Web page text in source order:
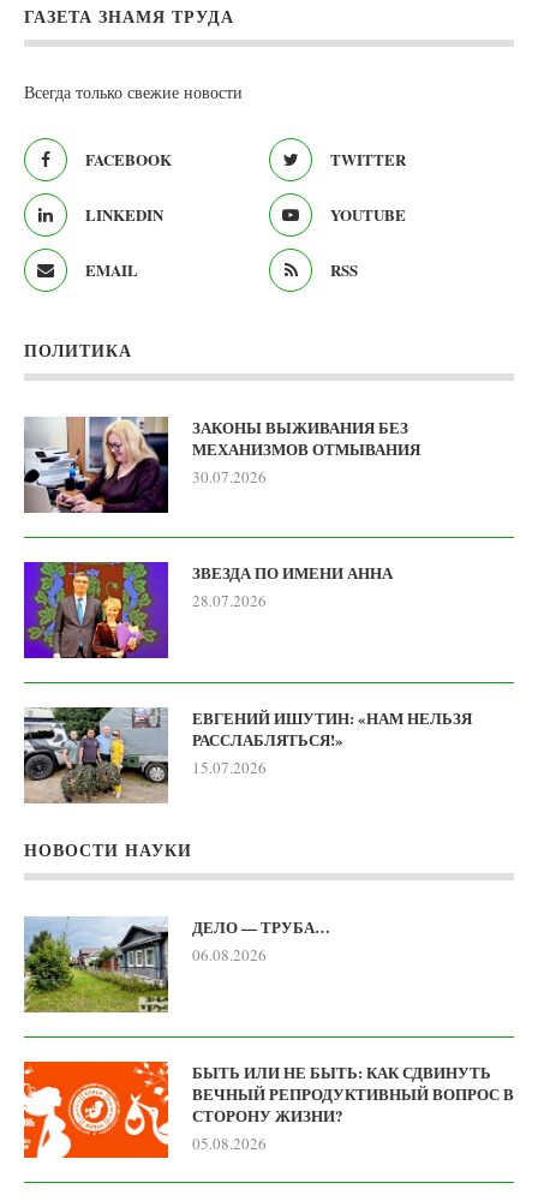
ГАЗЕТА ЗНАМЯ ТРУДА
Всегда только свежие новости
FACEBOOK TWITTER
LINKEDIN YOUTUBE
EMAIL RSS
ПОЛИТИКА
ЗАКОНЫ ВЫЖИВАНИЯ БЕЗ
МЕХАНИЗМОВ ОТМЫВАНИЯ
30.07.2026
ЗВЕЗДА ПО ИМЕНИ АННА
28.07.2026
ЕВГЕНИЙ ИШУТИН: «НАМ НЕЛЬЗЯ
РАССЛАБЛЯТЬСЯ!»
15.07.2026
НОВОСТИ НАУКИ
ДЕЛО — ТРУБА…
06.08.2026
БЫТЬ ИЛИ НЕ БЫТЬ: КАК СДВИНУТЬ
ВЕЧНЫЙ РЕПРОДУКТИВНЫЙ ВОПРОС В
СТОРОНУ ЖИЗНИ?
05.08.2026